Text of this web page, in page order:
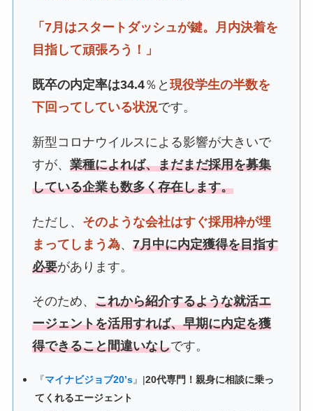
「7月はスタートダッシュが鍵。月内決着を
目指して頑張ろう！」
既卒の内定率は34.4％と 現役学生の半数を
下回ってしている状況です。
新型コロナウイルスによる影響が大きいで
すが、 業種によれば、まだまだ採用を募集
している企業も数多く存在します。
ただし、 そのような会社はすぐ採用枠が埋
まってしまう為、 7月中に内定獲得を目指す
必要があります。
そのため、 これから紹介するような就活エ
ージェントを活用すれば、早期に内定を獲
得できること間違いなしです。
『マイナビジョブ20’s』|20代専門！親身に相談に乗っ
てくれるエージェント